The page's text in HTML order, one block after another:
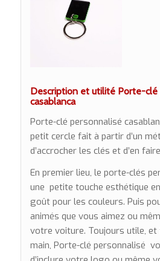
Description et utilité Porte-clé
casablanca
Porte-clé personnalisé
petit cercle fait à partir d’un
d’accrocher les clés et d’en
En premier lieu, le porte-clés
une petite touche esthétique
goût pour les couleurs. Puis
animés que vous aimez ou
votre voiture. Toujours utile,
main, Porte-clé personnalisé